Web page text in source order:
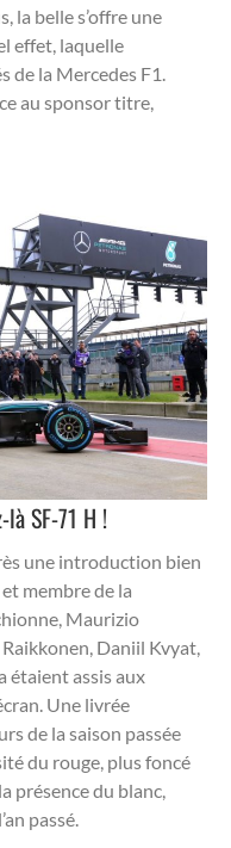
la belle s’offre une
effet, laquelle
de la Mercedes F1.
au sponsor titre,
SF-71 H !
une introduction bien
membre de la
Maurizio
Daniil Kvyat,
étaient assis aux
Une livrée
de la saison passée
du rouge, plus foncé
présence du blanc,
passé.